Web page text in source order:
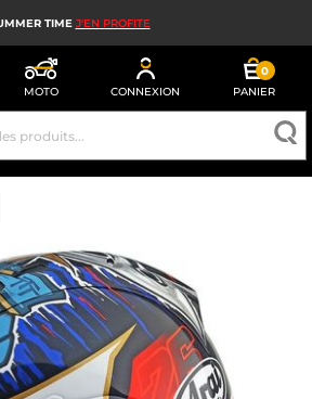
TIME J'EN PROFITE
MOTO CONNEXION
0
PANIER
MOTO
MOTO HOMME
MOTO FEMME
ET TRIAL
MOTO
MOTO